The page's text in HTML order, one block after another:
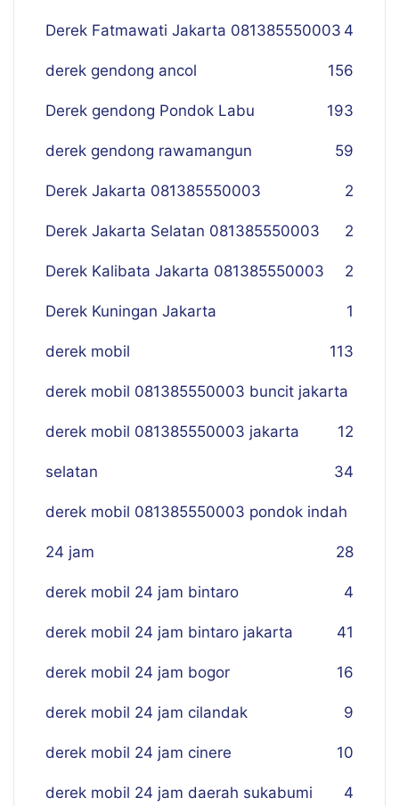
Derek Fatmawati Jakarta 081385550003 4
derek gendong ancol 156
Derek gendong Pondok Labu 193
derek gendong rawamangun 59
Derek Jakarta 081385550003 2
Derek Jakarta Selatan 081385550003 2
Derek Kalibata Jakarta 081385550003 2
Derek Kuningan Jakarta 1
derek mobil 113
derek mobil 081385550003 buncit jakarta
12
derek mobil 081385550003 jakarta
selatan 34
derek mobil 081385550003 pondok indah
24 jam 28
derek mobil 24 jam bintaro 4
derek mobil 24 jam bintaro jakarta 41
derek mobil 24 jam bogor 16
derek mobil 24 jam cilandak 9
derek mobil 24 jam cinere 10
derek mobil 24 jam daerah sukabumi 4